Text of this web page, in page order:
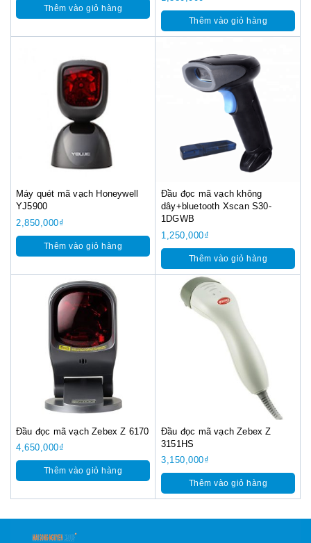
Thêm vào giỏ hàng
Thêm vào giỏ hàng
Máy quét mã vạch Honeywell
YJ5900
2,850,000₫
Thêm vào giỏ hàng
Đầu đọc mã vạch không
dây+bluetooth Xscan S30-
1DGWB
1,250,000₫
Thêm vào giỏ hàng
Đầu đọc mã vạch Zebex Z 6170
4,650,000₫
Thêm vào giỏ hàng
Đầu đọc mã vạch Zebex Z
3151HS
3,150,000₫
Thêm vào giỏ hàng